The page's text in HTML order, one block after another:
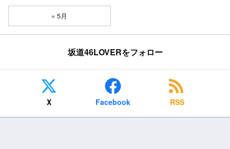
« 5月
坂道46LOVERをフォロー
X Facebook RSS